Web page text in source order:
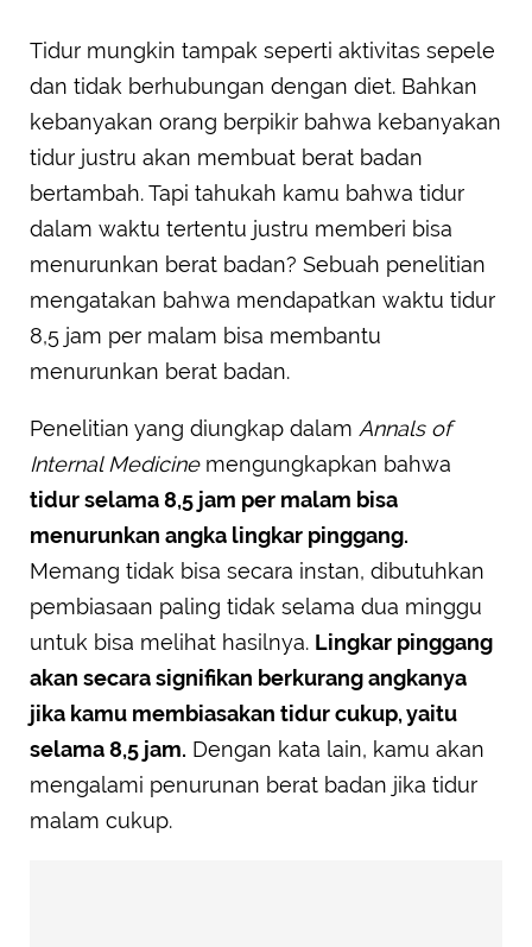
Tidur mungkin tampak seperti aktivitas sepele
dan tidak berhubungan dengan diet. Bahkan
kebanyakan orang berpikir bahwa kebanyakan
tidur justru akan membuat berat badan
bertambah. Tapi tahukah kamu bahwa tidur
dalam waktu tertentu justru memberi bisa
menurunkan berat badan? Sebuah penelitian
mengatakan bahwa mendapatkan waktu tidur
8,5 jam per malam bisa membantu
menurunkan berat badan.
Penelitian yang diungkap dalam Annals of
Internal Medicinemengungkapkan bahwa
tidur selama 8,5 jam per malam bisa
menurunkan angka lingkar pinggang.
Memang tidak bisa secara instan, dibutuhkan
pembiasaan paling tidak selama dua minggu
untuk bisa melihat hasilnya. Lingkar pinggang
akan secara signifikan berkurang angkanya
jika kamu membiasakan tidur cukup, yaitu
selama 8,5 jam. Dengan kata lain, kamu akan
mengalami penurunan berat badan jika tidur
malam cukup.